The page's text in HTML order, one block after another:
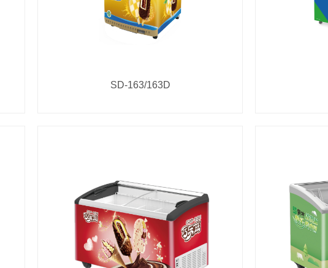
SD-163/163D